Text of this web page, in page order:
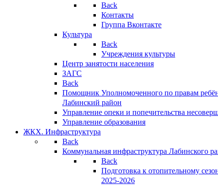
Back
Контакты
Группа Вконтакте
Культура
Back
Учреждения культуры
Центр занятости населения
ЗАГС
Back
Помощник Уполномоченного по правам
Лабинский район
Управление опеки и попечительства
Управление образования
ЖКХ. Инфраструктура
Back
Коммунальная инфраструктура Лабинского
Back
Подготовка к отопительному
2025-2026